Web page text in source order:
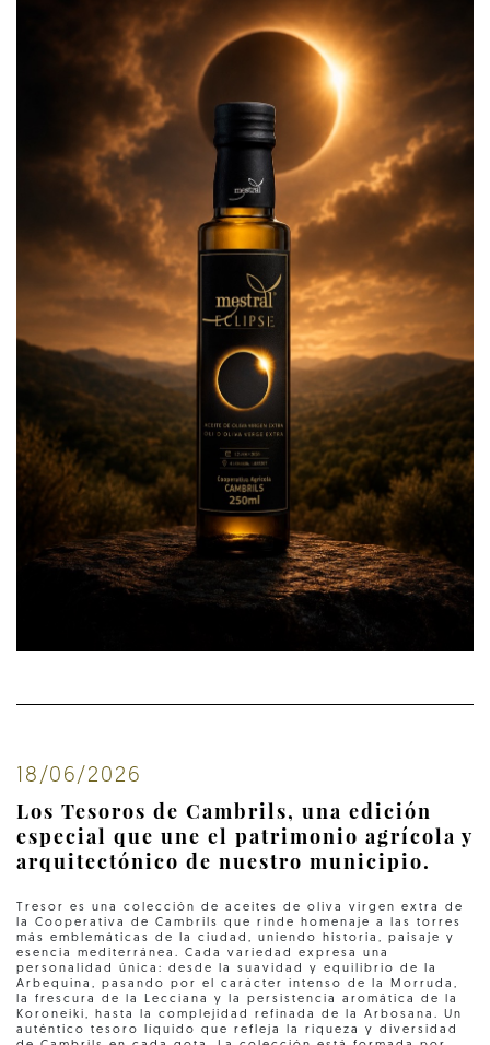
18/06/2026
Los Tesoros de Cambrils, una edición
especial que une el patrimonio agrícola y
arquitectónico de nuestro municipio.
Tresor es una colección de aceites de oliva virgen extra de
la Cooperativa de Cambrils que rinde homenaje a las torres
más emblemáticas de la ciudad, uniendo historia, paisaje y
esencia mediterránea. Cada variedad expresa una
personalidad única: desde la suavidad y equilibrio de la
Arbequina, pasando por el carácter intenso de la Morruda,
la frescura de la Lecciana y la persistencia aromática de la
Koroneiki, hasta la complejidad refinada de la Arbosana. Un
auténtico tesoro líquido que refleja la riqueza y diversidad